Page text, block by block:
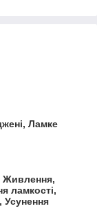
Ламке
Живлення,
ламкості,
Усунення